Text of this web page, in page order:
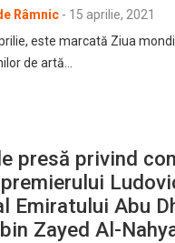
Râmnic - 15 aprilie, 2021
este marcată Ziua
de artă…
presă privind
Emiratului Abu
Zayed Al-